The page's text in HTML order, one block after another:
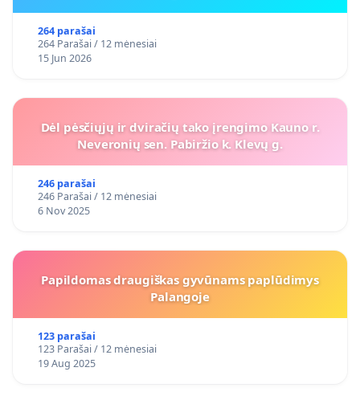
264 parašai
264 Parašai / 12 mėnesiai
15 Jun 2026
Dėl pėsčiųjų ir dviračių tako įrengimo Kauno r.
Neveronių sen. Pabiržio k. Klevų g.
246 parašai
246 Parašai / 12 mėnesiai
6 Nov 2025
Papildomas draugiškas gyvūnams paplūdimys
Palangoje
123 parašai
123 Parašai / 12 mėnesiai
19 Aug 2025